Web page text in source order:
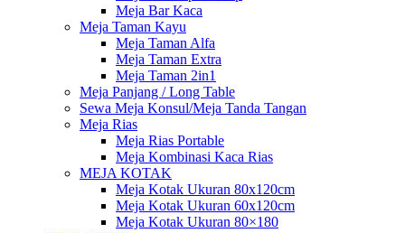
Meja Bar Kaca
Meja Taman Kayu
Meja Taman Alfa
Meja Taman Extra
Meja Taman 2in1
Meja Panjang / Long Table
Sewa Meja Konsul/Meja Tanda Tangan
Meja Rias
Meja Rias Portable
Meja Kombinasi Kaca Rias
MEJA KOTAK
Meja Kotak Ukuran 80x120cm
Meja Kotak Ukuran 60x120cm
Meja Kotak Ukuran 80×180